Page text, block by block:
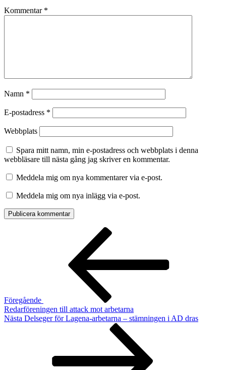
Kommentar *
Namn *
E-postadress *
Webbplats
Spara mitt namn, min e-postadress och webbplats i denna
webbläsare till nästa gång jag skriver en kommentar.
Meddela mig om nya kommentarer via e-post.
Meddela mig om nya inlägg via e-post.
Inläggsnavigering
Föregående
Redarföreningen till attack mot arbetarna
Nästa
Nästa Delseger för Lagena-arbetarna – stämningen i AD dras